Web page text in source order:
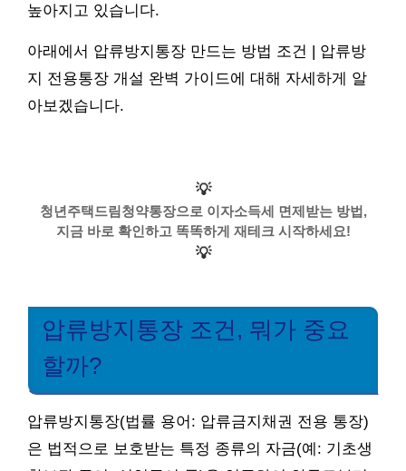
높아지고 있습니다.
아래에서 압류방지통장 만드는 방법 조건 | 압류방
지 전용통장 개설 완벽 가이드에 대해 자세하게 알
아보겠습니다.
💡
청년주택드림청약통장으로 이자소득세 면제받는 방법,
지금 바로 확인하고 똑똑하게 재테크 시작하세요!
💡
압류방지통장 조건, 뭐가 중요
할까?
압류방지통장(법률 용어: 압류금지채권 전용 통장)
은 법적으로 보호받는 특정 종류의 자금(예: 기초생